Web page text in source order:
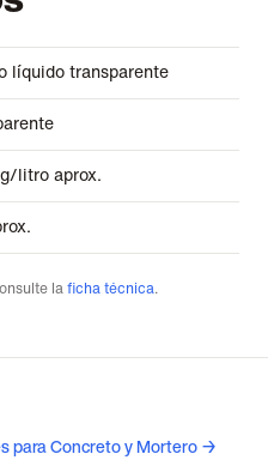
líquido transparente
litro aprox.
laficha técnica.
para Concreto y Mortero →